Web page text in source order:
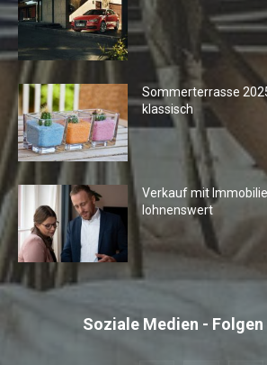
Sommerterrasse
klassisch
Verkauf mit
lohnenswert
Soziale Medien - Folgen